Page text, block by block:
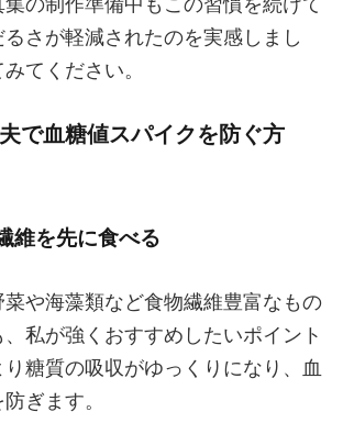
さが軽減されたのを実感しまし
てください。
で血糖値スパイクを防ぐ方
維を先に食べる
や海藻類など食物繊維豊富なもの
私が強くおすすめしたいポイント
糖質の吸収がゆっくりになり、血
ぎます。